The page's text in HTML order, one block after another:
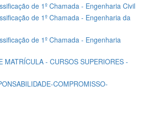
de 1º Chamada - Engenharia Civil
de 1º Chamada - Engenharia da
de 1º Chamada - Engenharia
MATRÍCULA - CURSOS SUPERIORES -
COMPROMISSO-